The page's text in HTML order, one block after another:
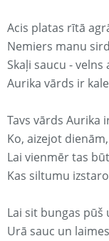
Acis platas rītā
Nemiers manu
Skaļi saucu - velns
Aurika vārds ir
Tavs vārds Aurika
Ko, aizejot
Lai vienmēr tas
Kas siltumu
Lai sit bungas pūš
Urā sauc un